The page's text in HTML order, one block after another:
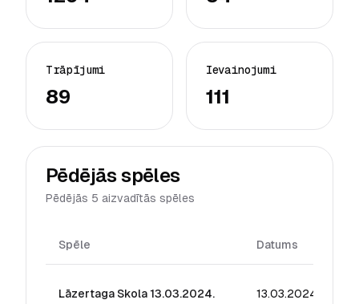
Trāpījumi
89
Ievainojumi
111
Pēdējās spēles
Pēdējās 5 aizvadītās spēles
Spēle Datums
Lāzertaga Skola 13.03.2024. 13.03.2024